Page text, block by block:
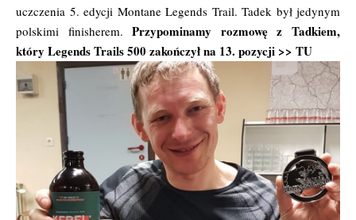
uczczenia 5. edycji Montane Legends Trail. Tadek był jedynym
polskimi finisherem.Przypominamy rozmowę z Tadkiem,
który Legends Trails 500 zakończył na 13. pozycji >> TU